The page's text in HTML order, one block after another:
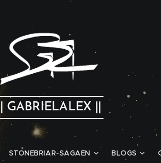
GABRIELALEX ||
STONEBRIAR-SAGAEN BLOGS